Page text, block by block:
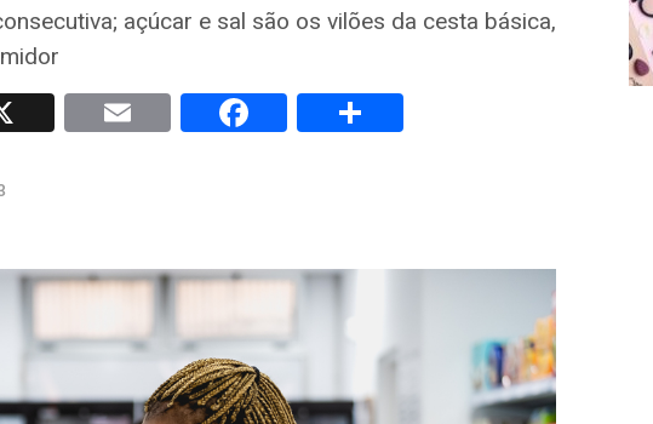
açúcar e sal são os vilões da cesta básica,
X Email Facebook